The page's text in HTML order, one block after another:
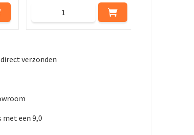
verzonden
een 9,0